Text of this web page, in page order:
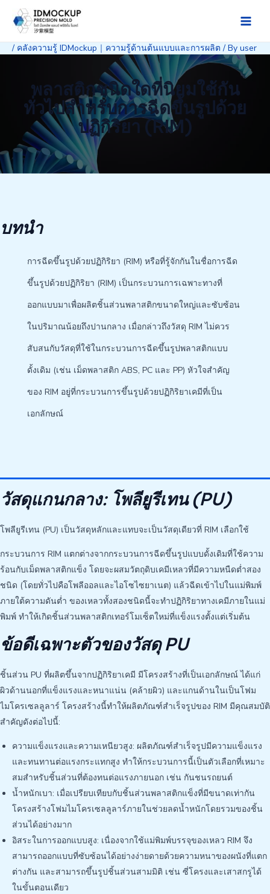
Main
/ คลังความรู้ IDMockup｜ความรู้ด้านต้นแบบและการผลิต / By user
พลาสติกชนิดใดที่นิยมใช้กัน
ทั่วไปสำหรับการฉีดขึ้นรูปด้วย
ปฏิกิริยา (RIM)
บทนำ
การฉีดขึ้นรูปด้วยปฏิกิริยา (RIM) หรือที่รู้จักกันในชื่อการฉีด
ขึ้นรูปด้วยปฏิกิริยา (RIM) เป็นกระบวนการเฉพาะทางที่
ออกแบบมาเพื่อผลิตชิ้นส่วนพลาสติกขนาดใหญ่และซับซ้อน
ในปริมาณน้อยถึงปานกลาง เมื่อกล่าวถึงวัสดุ RIM ไม่ควร
สับสนกับวัสดุที่ใช้ในกระบวนการฉีดขึ้นรูปพลาสติกแบบ
ดั้งเดิม (เช่น เม็ดพลาสติก ABS, PC และ PP) หัวใจสำคัญ
ของ RIM อยู่ที่กระบวนการขึ้นรูปด้วยปฏิกิริยาเคมีที่เป็น
เอกลักษณ์
วัสดุแกนกลาง: โพลียูรีเทน (PU)
โพลียูรีเทน (PU) เป็นวัสดุหลักและแทบจะเป็นวัสดุเดียวที่ RIM เลือกใช้
กระบวนการ RIM แตกต่างจากกระบวนการฉีดขึ้นรูปแบบดั้งเดิมที่ใช้ความ
ร้อนกับเม็ดพลาสติกแข็ง โดยจะผสมวัตถุดิบเคมีเหลวที่มีความหนืดต่ำสอง
ชนิด (โดยทั่วไปคือโพลีออลและไอโซไซยาเนต) แล้วฉีดเข้าไปในแม่พิมพ์
ภายใต้ความดันต่ำ ของเหลวทั้งสองชนิดนี้จะทำปฏิกิริยาทางเคมีภายในแม่
พิมพ์ ทำให้เกิดชิ้นส่วนพลาสติกเทอร์โมเซ็ตใหม่ที่แข็งแรงตั้งแต่เริ่มต้น
ข้อดีเฉพาะตัวของวัสดุ PU
ชิ้นส่วน PU ที่ผลิตขึ้นจากปฏิกิริยาเคมี มีโครงสร้างที่เป็นเอกลักษณ์ ได้แก่
ผิวด้านนอกที่แข็งแรงและหนาแน่น (คล้ายผิว) และแกนด้านในเป็นโฟม
ไมโครเซลลูลาร์ โครงสร้างนี้ทำให้ผลิตภัณฑ์สำเร็จรูปของ RIM มีคุณสมบัติ
สำคัญดังต่อไปนี้:
ความแข็งแรงและความเหนียวสูง: ผลิตภัณฑ์สำเร็จรูปมีความแข็งแรง
และทนทานต่อแรงกระแทกสูง ทำให้กระบวนการนี้เป็นตัวเลือกที่เหมาะ
สมสำหรับชิ้นส่วนที่ต้องทนต่อแรงภายนอก เช่น กันชนรถยนต์
น้ำหนักเบา: เมื่อเปรียบเทียบกับชิ้นส่วนพลาสติกแข็งที่มีขนาดเท่ากัน
โครงสร้างโฟมไมโครเซลลูลาร์ภายในช่วยลดน้ำหนักโดยรวมของชิ้น
ส่วนได้อย่างมาก
อิสระในการออกแบบสูง: เนื่องจากใช้แม่พิมพ์บรรจุของเหลว RIM จึง
สามารถออกแบบที่ซับซ้อนได้อย่างง่ายดายด้วยความหนาของผนังที่แตก
ต่างกัน และสามารถขึ้นรูปชิ้นส่วนสามมิติ เช่น ซี่โครงและเสาสกรูได้
ในขั้นตอนเดียว